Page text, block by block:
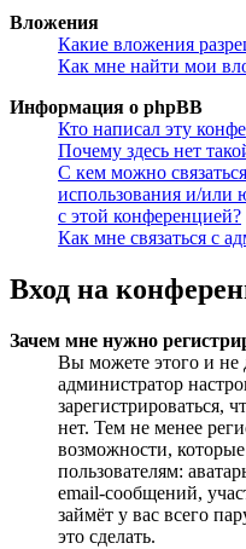
Вложения
Какие вложения
Как мне найти мои
Информация о phpBB
Кто написал эту
Почему здесь нет
С кем можно
использования и/или
с этой конференцией?
Как мне связаться с
Вход на
Зачем мне нужно
Вы можете этого и не
администратор
зарегистрироваться,
нет. Тем не менее
возможности,
пользователям:
email-сообщений,
займёт у вас всего
это сделать.